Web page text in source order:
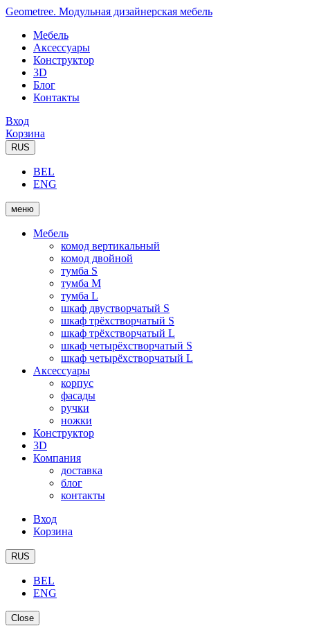
Geometree. Модульная дизайнерская мебель
Мебель
Аксессуары
Конструктор
3D
Блог
Контакты
Вход
Корзина
RUS
BEL
ENG
меню
Мебель
комод вертикальный
комод двойной
тумба S
тумба M
тумба L
шкаф двустворчатый S
шкаф трёхстворчатый S
шкаф трёхстворчатый L
шкаф четырёхстворчатый S
шкаф четырёхстворчатый L
Аксессуары
корпус
фасады
ручки
ножки
Конструктор
3D
Компания
доставка
блог
контакты
Вход
Корзина
RUS
BEL
ENG
Close